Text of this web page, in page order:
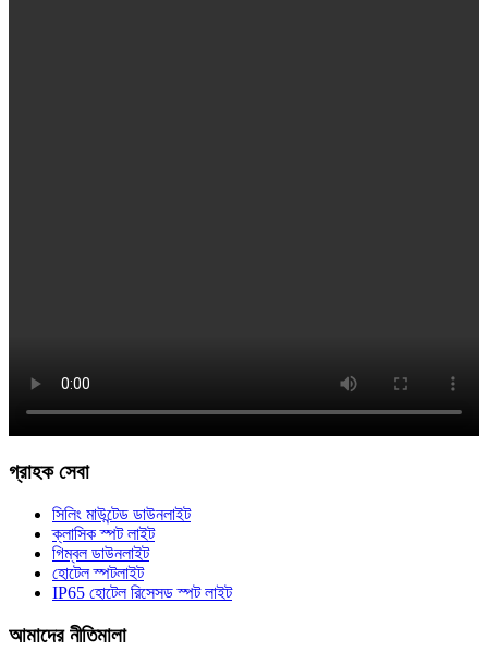
গ্রাহক সেবা
সিলিং মাউন্টেড ডাউনলাইট
ক্লাসিক স্পট লাইট
গিম্বল ডাউনলাইট
হোটেল স্পটলাইট
IP65 হোটেল রিসেসড স্পট লাইট
আমাদের নীতিমালা